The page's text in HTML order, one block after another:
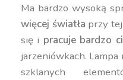
Ma bardzo wysoką
więcej światła przy
się i pracuje bardzo
jarzeniówkach.
szklanych